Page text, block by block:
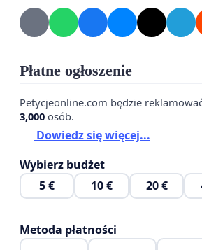
Nasze żądanie
Jako rodzice oczekujemy:
do czasu rzetelnej oceny stanu
2. Przeprowadzenia nadzoru i kontroli
dot. jakości posiłków,
3. Ponownego i transparentnego
z rzeczywistym uwzględnieniem
logistyki.
Płatne ogłoszenie
Petycjeonline.com będzie
3,000 osób.
Dowiedz się więcej...
Wybierz budżet
5 €
10 € 20 €
Metoda płatności